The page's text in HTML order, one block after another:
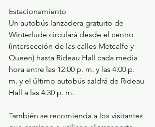
Estacionamiento
Un autobús lanzadera gratuito de
Winterlude circulará desde el centro
(intersección de las calles Metcalfe y
Queen) hasta Rideau Hall cada media
hora entre las 12:00 p. m. y las 4:00 p.
m. y el último autobús saldrá de Rideau
Hall a las 4:30 p. m.
También se recomienda a los visitantes